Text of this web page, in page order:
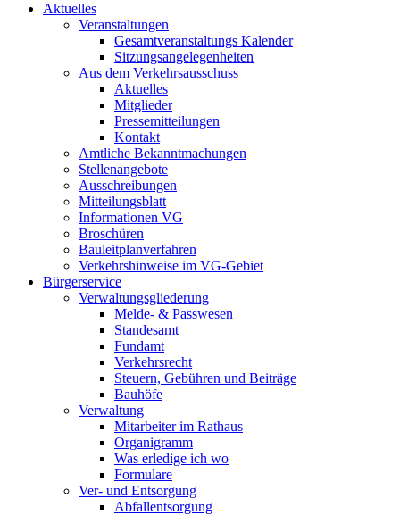
Aktuelles
Veranstaltungen
Gesamtveranstaltungs Kalender
Sitzungsangelegenheiten
Aus dem Verkehrsausschuss
Aktuelles
Mitglieder
Pressemitteilungen
Kontakt
Amtliche Bekanntmachungen
Stellenangebote
Ausschreibungen
Mitteilungsblatt
Informationen VG
Broschüren
Bauleitplanverfahren
Verkehrshinweise im VG-Gebiet
Bürgerservice
Verwaltungsgliederung
Melde- & Passwesen
Standesamt
Fundamt
Verkehrsrecht
Steuern, Gebühren und Beiträge
Bauhöfe
Verwaltung
Mitarbeiter im Rathaus
Organigramm
Was erledige ich wo
Formulare
Ver- und Entsorgung
Abfallentsorgung